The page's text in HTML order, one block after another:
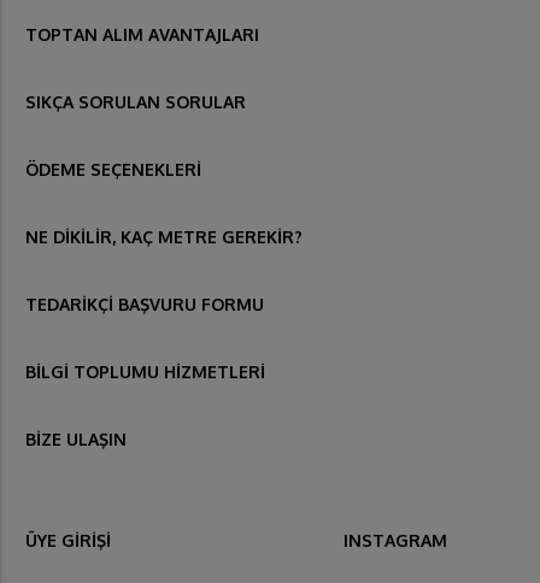
TOPTAN ALIM AVANTAJLARI
SIKÇA SORULAN SORULAR
ÖDEME SEÇENEKLERİ
NE DİKİLİR, KAÇ METRE GEREKİR?
TEDARİKÇİ BAŞVURU FORMU
BİLGİ TOPLUMU HİZMETLERİ
BİZE ULAŞIN
ÜYE GİRİŞİ INSTAGRAM